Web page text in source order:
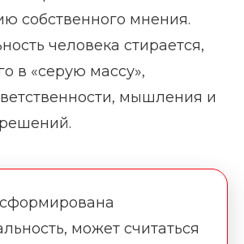
собственного мнения.
человека стирается,
в «серую массу»,
мышления и
сформирована
может считаться